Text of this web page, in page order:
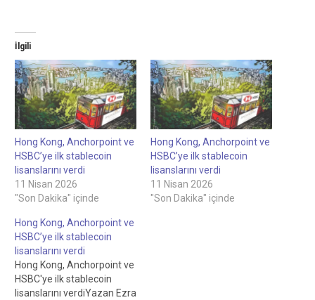
İlgili
Hong Kong, Anchorpoint ve
HSBC’ye ilk stablecoin
lisanslarını verdi
11 Nisan 2026
"Son Dakika" içinde
Hong Kong, Anchorpoint ve
HSBC’ye ilk stablecoin
lisanslarını verdi
11 Nisan 2026
"Son Dakika" içinde
Hong Kong, Anchorpoint ve
HSBC’ye ilk stablecoin
lisanslarını verdi
Hong Kong, Anchorpoint ve
HSBC'ye ilk stablecoin
lisanslarını verdiYazan Ezra